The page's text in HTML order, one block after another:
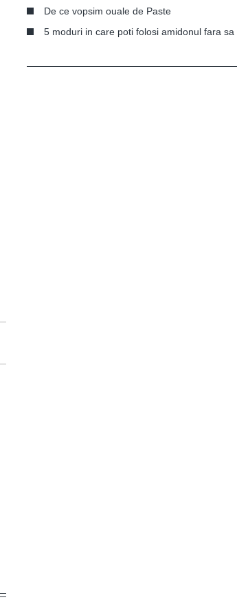
De ce vopsim ouale de Paste
5 moduri in care poti folosi amidonul fara sa